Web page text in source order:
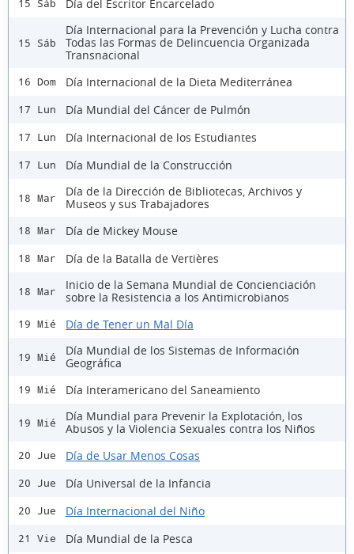
15 Sáb Día del Escritor Encarcelado
15 Sáb
Día Internacional para la Prevención y Lucha contra
Todas las Formas de Delincuencia Organizada
Transnacional
16 Dom Día Internacional de la Dieta Mediterránea
17 Lun Día Mundial del Cáncer de Pulmón
17 Lun Día Internacional de los Estudiantes
17 Lun Día Mundial de la Construcción
18 Mar
Día de la Dirección de Bibliotecas, Archivos y
Museos y sus Trabajadores
18 Mar Día de Mickey Mouse
18 Mar Día de la Batalla de Vertières
18 Mar
Inicio de la Semana Mundial de Concienciación
sobre la Resistencia a los Antimicrobianos
19 Mié Día de Tener un Mal Día
19 Mié
Día Mundial de los Sistemas de Información
Geográfica
19 Mié Día Interamericano del Saneamiento
19 Mié
Día Mundial para Prevenir la Explotación, los
Abusos y la Violencia Sexuales contra los Niños
20 Jue Día de Usar Menos Cosas
20 Jue Día Universal de la Infancia
20 Jue Día Internacional del Niño
21 Vie Día Mundial de la Pesca